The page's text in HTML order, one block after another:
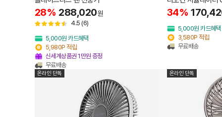
28% 288,020원
4.5 (6)
5,000원 카드혜택
5,980P 적립
신세계상품권 1만원 증정
무료배송
34%
5,000원 카드혜택
3,580P 적립
무료배송
온라인 단독 온라인 단독